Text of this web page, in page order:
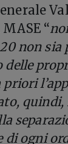
“
non
delle
priori
di ogni